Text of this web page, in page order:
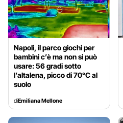
Napoli, il parco giochi per
bambini c’è ma non si può
usare: 56 gradi sotto
l’altalena, picco di 70°C al
suolo
diEmiliana Mellone